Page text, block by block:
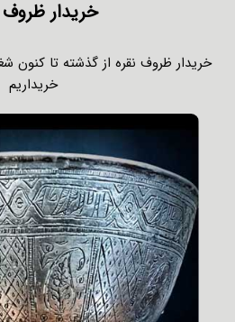
خریدار ظروف
خریدار ظروف نقره از گذشته تا کنون
خریداریم